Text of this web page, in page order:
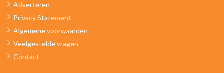
Adverteren
Privacy Statement
Algemene voorwaarden
Veelgestelde vragen
Contact